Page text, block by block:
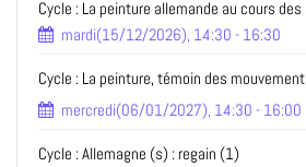
Cycle : La peinture allemande au cours
mardi(15/12/2026), 14:30 - 16:30
Cycle : La peinture, témoin des
mercredi(06/01/2027), 14:30 - 16:00
Cycle : Allemagne (s) : regain (1)